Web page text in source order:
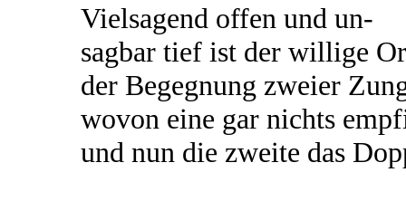
Vielsagend offen und un-
sagbar tief ist der willige
der Begegnung zweier
wovon eine gar nichts
und nun die zweite das